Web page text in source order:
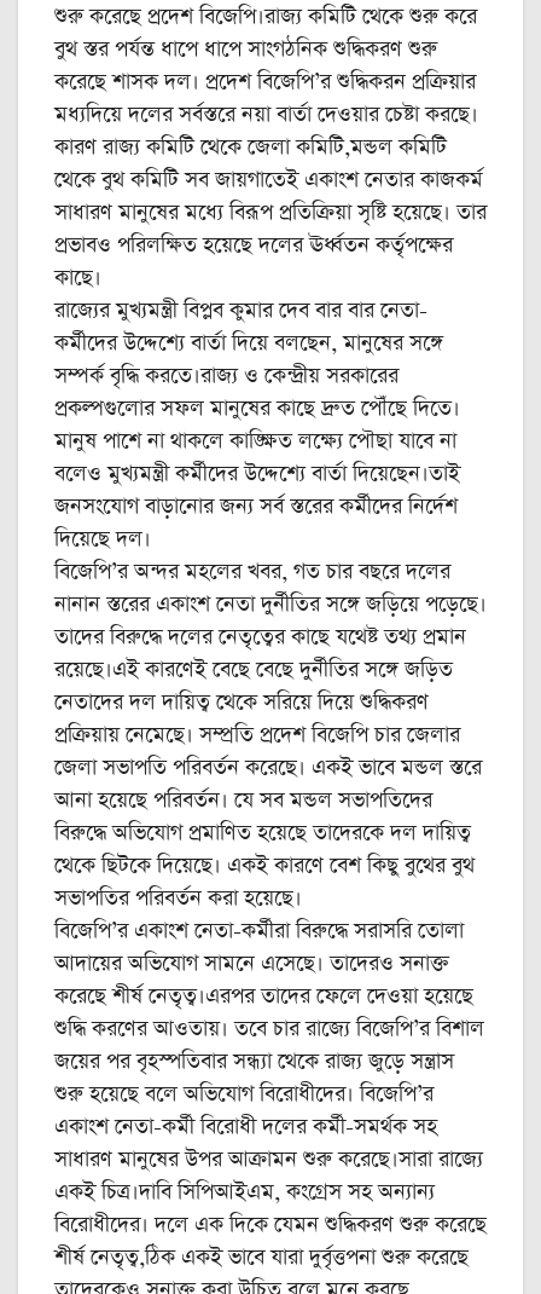
শুরু করেছে প্রদেশ বিজেপি।রাজ্য কমিটি থেকে শুরু করে
বুথ স্তর পর্যন্ত ধাপে ধাপে সাংগঠনিক শুদ্ধিকরণ শুরু
করেছে শাসক দল। প্রদেশ বিজেপি’র শুদ্ধিকরন প্রক্রিয়ার
মধ্যদিয়ে দলের সর্বস্তরে নয়া বার্তা দেওয়ার চেষ্টা করছে।
কারণ রাজ্য কমিটি থেকে জেলা কমিটি,মন্ডল কমিটি
থেকে বুথ কমিটি সব জায়গাতেই একাংশ নেতার কাজকর্ম
সাধারণ মানুষের মধ্যে বিরূপ প্রতিক্রিয়া সৃষ্টি হয়েছে। তার
প্রভাবও পরিলক্ষিত হয়েছে দলের ঊর্ধ্বতন কর্তৃপক্ষের
কাছে।
রাজ্যের মুখ্যমন্ত্রী বিপ্লব কুমার দেব বার বার নেতা-
কর্মীদের উদ্দেশ্যে বার্তা দিয়ে বলছেন, মানুষের সঙ্গে
সম্পর্ক বৃদ্ধি করতে।রাজ্য ও কেন্দ্রীয় সরকারের
প্রকল্পগুলোর সফল মানুষের কাছে দ্রুত পৌঁছে দিতে।
মানুষ পাশে না থাকলে কাঙ্ক্ষিত লক্ষ্যে পৌছা যাবে না
বলেও মুখ্যমন্ত্রী কর্মীদের উদ্দেশ্যে বার্তা দিয়েছেন।তাই
জনসংযোগ বাড়ানোর জন্য সর্ব স্তরের কর্মীদের নির্দেশ
দিয়েছে দল।
বিজেপি’র অন্দর মহলের খবর, গত চার বছরে দলের
নানান স্তরের একাংশ নেতা দুর্নীতির সঙ্গে জড়িয়ে পড়েছে।
তাদের বিরুদ্ধে দলের নেতৃত্বের কাছে যথেষ্ট তথ্য প্রমান
রয়েছে।এই কারণেই বেছে বেছে দুর্নীতির সঙ্গে জড়িত
নেতাদের দল দায়িত্ব থেকে সরিয়ে দিয়ে শুদ্ধিকরণ
প্রক্রিয়ায় নেমেছে। সম্প্রতি প্রদেশ বিজেপি চার জেলার
জেলা সভাপতি পরিবর্তন করেছে। একই ভাবে মন্ডল স্তরে
আনা হয়েছে পরিবর্তন। যে সব মন্ডল সভাপতিদের
বিরুদ্ধে অভিযোগ প্রমাণিত হয়েছে তাদেরকে দল দায়িত্ব
থেকে ছিটকে দিয়েছে। একই কারণে বেশ কিছু বুথের বুথ
সভাপতির পরিবর্তন করা হয়েছে।
বিজেপি’র একাংশ নেতা-কর্মীরা বিরুদ্ধে সরাসরি তোলা
আদায়ের অভিযোগ সামনে এসেছে। তাদেরও সনাক্ত
করেছে শীর্ষ নেতৃত্ব।এরপর তাদের ফেলে দেওয়া হয়েছে
শুদ্ধি করণের আওতায়। তবে চার রাজ্যে বিজেপি’র বিশাল
জয়ের পর বৃহস্পতিবার সন্ধ্যা থেকে রাজ্য জুড়ে সন্ত্রাস
শুরু হয়েছে বলে অভিযোগ বিরোধীদের। বিজেপি’র
একাংশ নেতা-কর্মী বিরোধী দলের কর্মী-সমর্থক সহ
সাধারণ মানুষের উপর আক্রামন শুরু করেছে।সারা রাজ্যে
একই চিত্র।দাবি সিপিআইএম, কংগ্রেস সহ অন্যান্য
বিরোধীদের। দলে এক দিকে যেমন শুদ্ধিকরণ শুরু করেছে
শীর্ষ নেতৃত্ব,ঠিক একই ভাবে যারা দুর্বৃত্তপনা শুরু করেছে